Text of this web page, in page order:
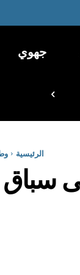
جهوي
الرئيسية